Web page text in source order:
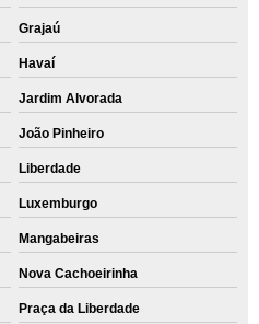
Grajaú
Havaí
Jardim Alvorada
João Pinheiro
Liberdade
Luxemburgo
Mangabeiras
Nova Cachoeirinha
Praça da Liberdade